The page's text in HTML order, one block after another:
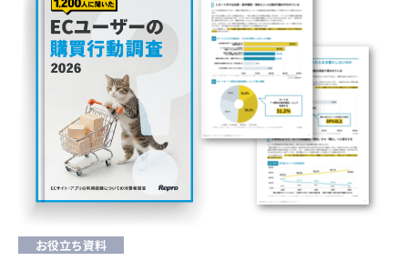
お役立ち資料